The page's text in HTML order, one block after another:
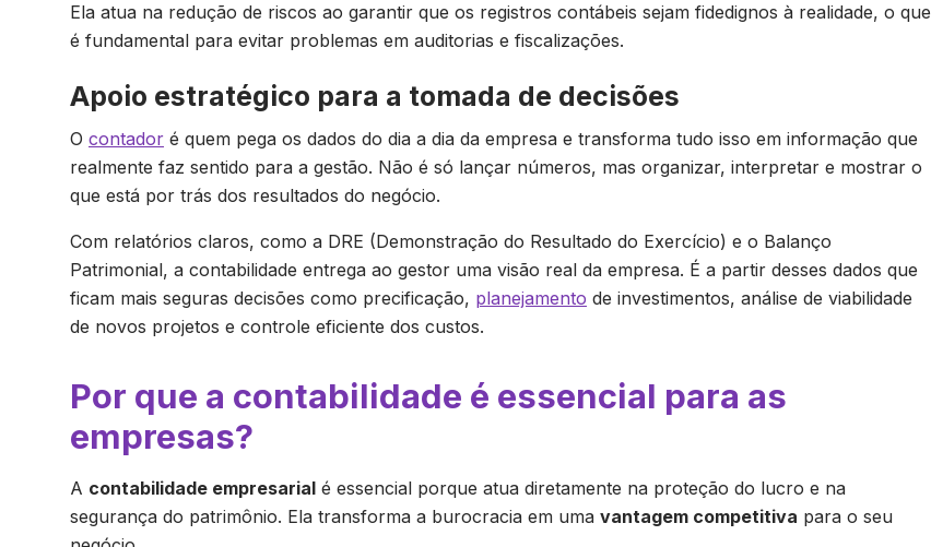
Ela atua na redução de riscos ao garantir que os registros contábeis sejam fidedignos à realidade, o que
é fundamental para evitar problemas em auditorias e fiscalizações.
Apoio estratégico para a tomada de decisões
O contador é quem pega os dados do dia a dia da empresa e transforma tudo isso em informação que
realmente faz sentido para a gestão. Não é só lançar números, mas organizar, interpretar e mostrar o
que está por trás dos resultados do negócio.
Com relatórios claros, como a DRE (Demonstração do Resultado do Exercício) e o Balanço
Patrimonial, a contabilidade entrega ao gestor uma visão real da empresa. É a partir desses dados que
ficam mais seguras decisões como precificação, planejamento de investimentos, análise de viabilidade
de novos projetos e controle eficiente dos custos.
Por que a contabilidade é essencial para as
empresas?
A contabilidade empresarial é essencial porque atua diretamente na proteção do lucro e na
segurança do patrimônio. Ela transforma a burocracia em uma vantagem competitiva para o seu